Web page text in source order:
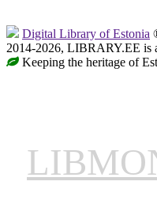
Digital Library of Estonia
2014-2026, LIBRARY.EE is
Keeping the heritage of